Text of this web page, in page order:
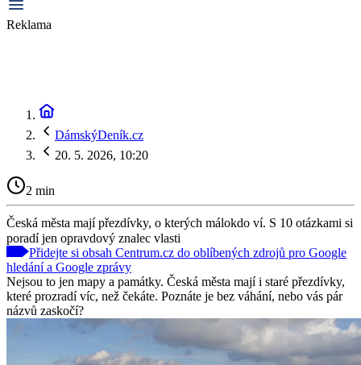
Reklama
DámskýDeník.cz
20. 5. 2026, 10:20
2 min
Česká města mají přezdívky, o kterých málokdo ví. S 10 otázkami si
poradí jen opravdový znalec vlasti
Přidejte si obsah Centrum.cz do oblíbených zdrojů pro Google
hledání a Google zprávy
Nejsou to jen mapy a památky. Česká města mají i staré přezdívky,
které prozradí víc, než čekáte. Poznáte je bez váhání, nebo vás pár
názvů zaskočí?